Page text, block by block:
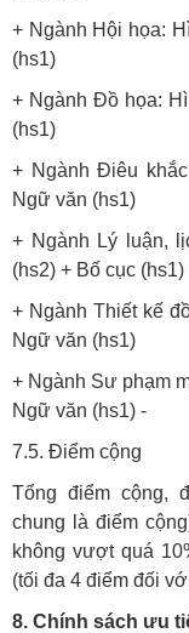
+ Ngành Hội họa:
(hs1)
+ Ngành Đồ họa:
(hs1)
+ Ngành Điêu
Ngữ văn (hs1)
+ Ngành Lý luận,
(hs2) + Bố cục (hs1)
+ Ngành Thiết kế
Ngữ văn (hs1)
+ Ngành Sư phạm
Ngữ văn (hs1) -
7.5. Điểm cộng
Tổng điểm cộng,
chung là điểm
không vượt quá
(tối đa 4 điểm đối
8. Chính sách ưu